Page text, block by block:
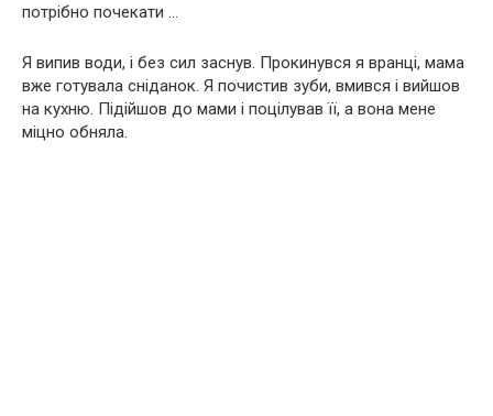
потрібно почекати …
Я випив води, і без сил заснув. Прокинувся я вранці, мама
вже готувала сніданок. Я почистив зуби, вмився і вийшов
на кухню. Підійшов до мами і поцілував її, а вона мене
міцно обняла.